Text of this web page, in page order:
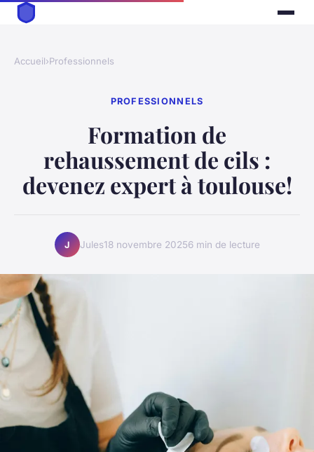
Accueil›Professionnels
PROFESSIONNELS
Formation de
rehaussement de cils :
devenez expert à toulouse!
J Jules18 novembre 20256 min de lecture